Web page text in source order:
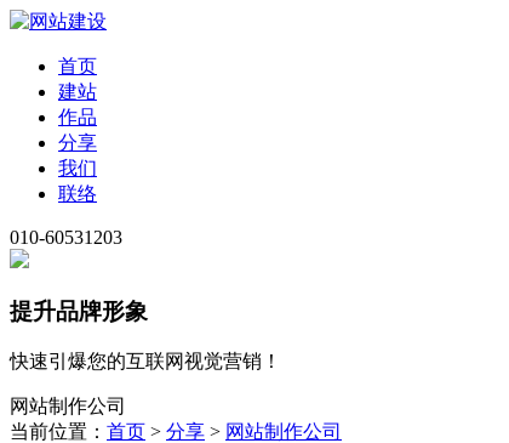
首页
建站
作品
分享
我们
联络
010-60531203
提升品牌形象
快速引爆您的互联网视觉营销！
网站制作公司
当前位置： 首页 > 分享 > 网站制作公司